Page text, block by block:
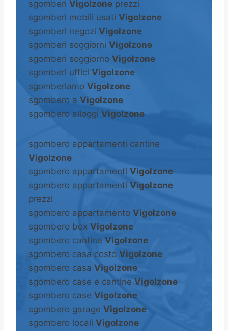
sgomberi Vigolzone prezzi
sgomberi mobili usati Vigolzone
sgomberi negozi Vigolzone
sgomberi soggiorni Vigolzone
sgomberi soggiorno Vigolzone
sgomberi uffici Vigolzone
sgomberiamo Vigolzone
sgombero a Vigolzone
sgombero alloggi Vigolzone
sgombero appartamenti cantine
Vigolzone
sgombero appartamenti Vigolzone
sgombero appartamenti Vigolzone
prezzi
sgombero appartamento Vigolzone
sgombero box Vigolzone
sgombero cantine Vigolzone
sgombero casa costo Vigolzone
sgombero casa Vigolzone
sgombero case e cantine Vigolzone
sgombero case Vigolzone
sgombero garage Vigolzone
sgombero locali Vigolzone